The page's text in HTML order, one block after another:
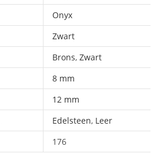
Onyx
Zwart
Brons,Zwart
8 mm
12 mm
Edelsteen, Leer
176